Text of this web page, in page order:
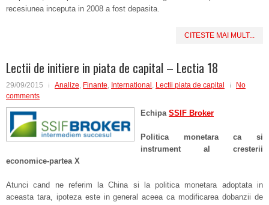
recesiunea inceputa in 2008 a fost depasita.
CITESTE MAI MULT...
Lectii de initiere in piata de capital – Lectia 18
29/09/2015 Analize, Finante, International , Lectii piata de capital
No
comments
Echipa SSIF Broker
Politica monetara ca si
instrument al cresterii
economice-partea X
Atunci cand ne referim la China si la politica monetara adoptata in
aceasta tara, ipoteza este in general aceea ca modificarea dobanzii de